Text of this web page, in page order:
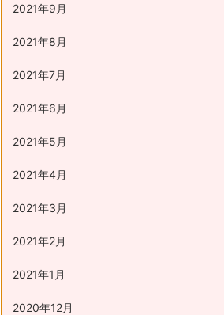
2021年9月
2021年8月
2021年7月
2021年6月
2021年5月
2021年4月
2021年3月
2021年2月
2021年1月
2020年12月